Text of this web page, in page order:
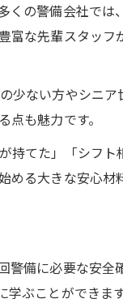
くの警備会社では
富な先輩スタッ
少ない方やシニ
も魅力です。
持てた」「シフト
る大きな安心材
警備に必要な安全
ぶことができます